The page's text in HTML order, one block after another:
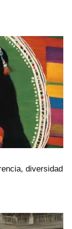
diversidad